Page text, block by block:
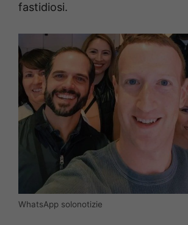
fastidiosi.
WhatsApp solonotizie